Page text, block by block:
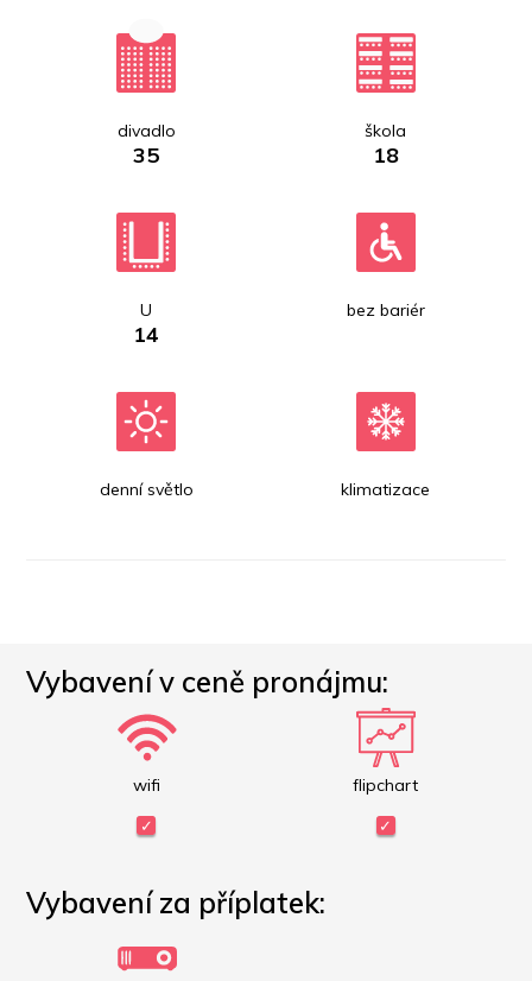
divadlo
35
škola
18
U
14
bez bariér
denní světlo klimatizace
Vybavení v ceně pronájmu:
wifi flipchart
Vybavení za příplatek: